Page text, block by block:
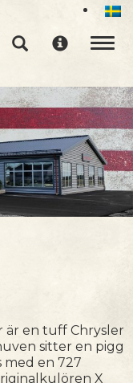
Toggle
är en tuff Chrysler
sitter en pigg
med en 727
X